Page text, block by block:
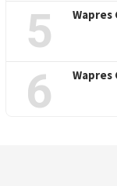
5
6